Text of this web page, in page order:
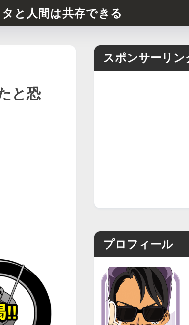
と人間は共存できる
と恐
スポンサーリン
プロフィール